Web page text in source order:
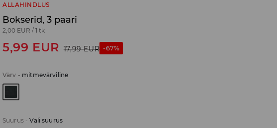
ALLAHINDLUS
Bokserid, 3 paari
2,00 EUR / 1 tk
5,99 EUR 17,99 EUR -67%
Värv - mitmevärviline
Suurus-Vali suurus